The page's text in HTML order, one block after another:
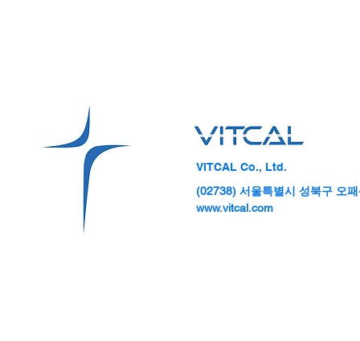
VITCAL Co., Ltd.
(02738) 서울특별시 성북구 오
www.vitcal.com